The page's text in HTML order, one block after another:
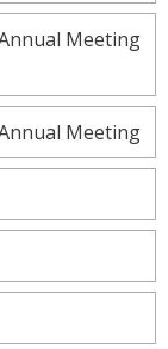
Meeting
Meeting